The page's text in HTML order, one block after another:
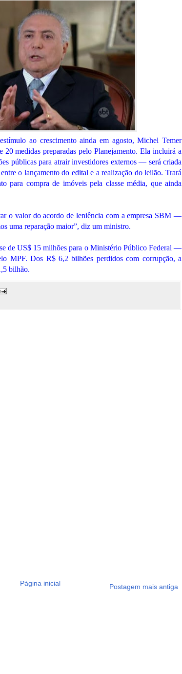
ao crescimento ainda em agosto, Michel Temer
20 medidas preparadas pelo Planejamento. Ela incluirá a
públicas para atrair investidores externos — será criada
o lançamento do edital e a realização do leilão. Trará
para compra de imóveis pela classe média, que ainda
o valor do acordo de leniência com a empresa SBM —
uma reparação maior”, diz um ministro.
de US$ 15 milhões para o Ministério Público Federal —
MPF. Dos R$ 6,2 bilhões perdidos com corrupção, a
bilhão.
Postagem mais antiga
Página inicial